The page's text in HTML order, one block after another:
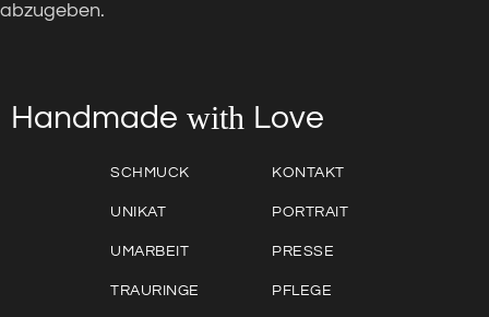
abzugeben.
Handmade with Love
SCHMUCK
UNIKAT
UMARBEIT
TRAURINGE
KONTAKT
PORTRAIT
PRESSE
PFLEGE